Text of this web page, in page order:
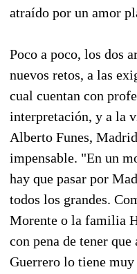
atraído por un amor
Poco a poco, los dos
nuevos retos, a las
cual cuentan con
interpretación, y a la
Alberto Funes,
impensable. "En un
hay que pasar por
todos los grandes.
Morente o la familia
con pena de tener que
Guerrero lo tiene